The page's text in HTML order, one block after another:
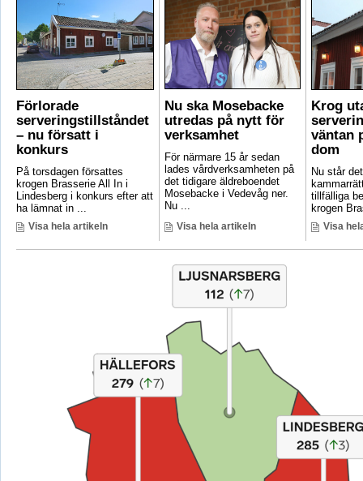
Förlorade
serveringstillståndet
– nu försatt i
konkurs
På torsdagen försattes
krogen Brasserie All In i
Lindesberg i konkurs efter att
ha lämnat in ...
Visa hela artikeln
Nu ska Mosebacke
utredas på nytt för
verksamhet
För närmare 15 år sedan
lades vårdverksamheten på
det tidigare äldreboendet
Mosebacke i Vedevåg ner.
Nu ...
Visa hela artikeln
Krog
väntan
dom
Nu står
tillfälliga
krogen
Visa